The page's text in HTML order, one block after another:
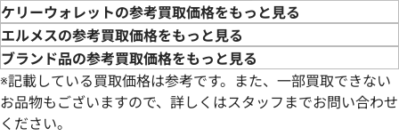
ケリーウォレットの参考買取価格をもっと見る
エルメスの参考買取価格をもっと見る
ブランド品の参考買取価格をもっと見る
※記載している買取価格は参考です。また、一部買取できない
お品物もございますので、詳しくはスタッフまでお問い合わせ
ください。